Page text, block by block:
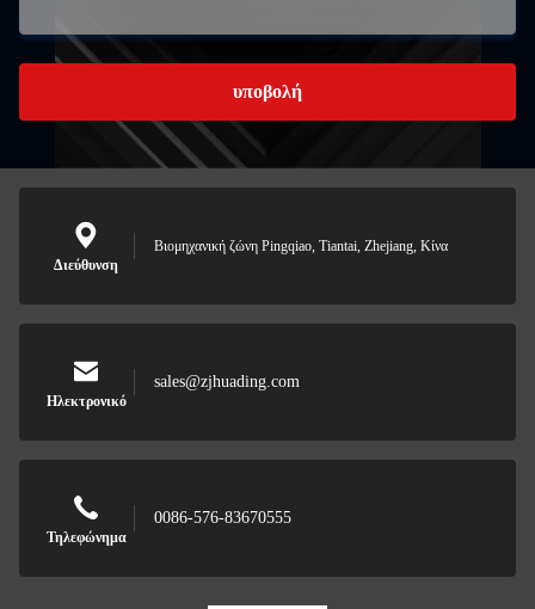
υποβολή
Διεύθυνση
Βιομηχανική ζώνη Pingqiao, Tiantai, Zhejiang, Κίνα
Ηλεκτρονικό
sales@zjhuading.com
Τηλεφώνημα
0086-576-83670555